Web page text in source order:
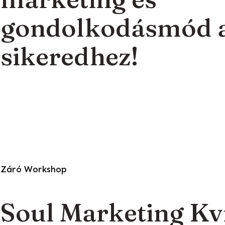
gondolkodásmód
sikeredhez!
Záró Workshop
Soul Marketing